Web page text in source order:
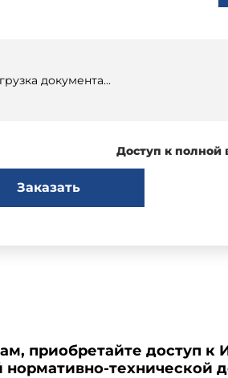
документа...
Доступ к полной
Заказать
приобретайте доступ к
технической